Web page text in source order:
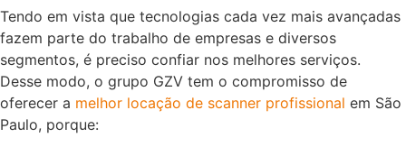
Tendo em vista que tecnologias cada vez mais avançadas
fazem parte do trabalho de empresas e diversos
segmentos, é preciso confiar nos melhores serviços.
Desse modo, o grupo GZV tem o compromisso de
oferecer a melhor locação de scanner profissional em São
Paulo, porque: